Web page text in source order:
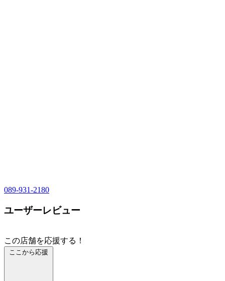
089-931-2180
ユーザーレビュー
この店舗を応援する！
ここから応援